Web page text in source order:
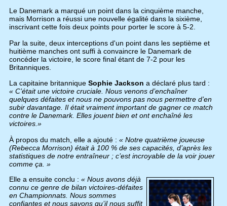
Le Danemark a marqué un point dans la cinquième manche,
mais Morrison a réussi une nouvelle égalité dans la sixième,
inscrivant cette fois deux points pour porter le score à 5-2.
Par la suite, deux interceptions d'un point dans les septième et
huitième manches ont suffi à convaincre le Danemark de
concéder la victoire, le score final étant de 7-2 pour les
Britanniques.
La capitaine britannique Sophie Jackson a déclaré plus tard :
« C’était une victoire cruciale. Nous venons d’enchaîner
quelques défaites et nous ne pouvons pas nous permettre d’en
subir davantage. Il était vraiment important de gagner ce match
contre le Danemark. Elles jouent bien et ont enchaîné les
victoires.»
À propos du match, elle a ajouté : « Notre quatrième joueuse
(Rebecca Morrison) était à 100 % de ses capacités, d’après les
statistiques de notre entraîneur ; c’est incroyable de la voir jouer
comme ça. »
Elle a ensuite conclu : « Nous avons déjà
connu ce genre de bilan victoires-défaites
en Championnats. Nous sommes
confiantes et nous savons qu’il nous suffit